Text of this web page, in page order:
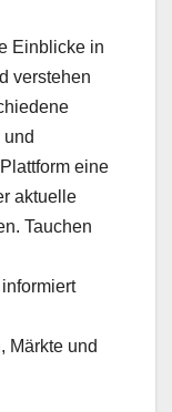
Einblicke in
verstehen
eine
aktuelle
Tauchen
Märkte und